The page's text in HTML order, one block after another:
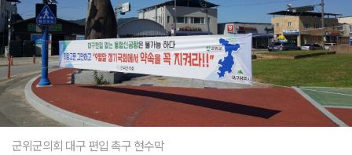
군위군의회 대구 편입 촉구 현수막